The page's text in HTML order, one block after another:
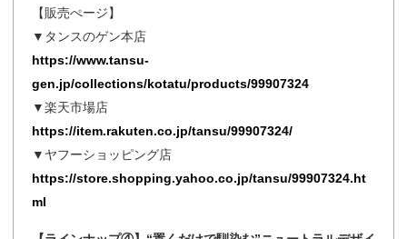
【販売ぺージ】
▼タンスのゲン本店
https://www.tansu-
gen.jp/collections/kotatu/products/99907324
▼楽天市場店
https://item.rakuten.co.jp/tansu/99907324/
▼ヤフーショッピング店
https://store.shopping.yahoo.co.jp/tansu/99907324.ht
ml